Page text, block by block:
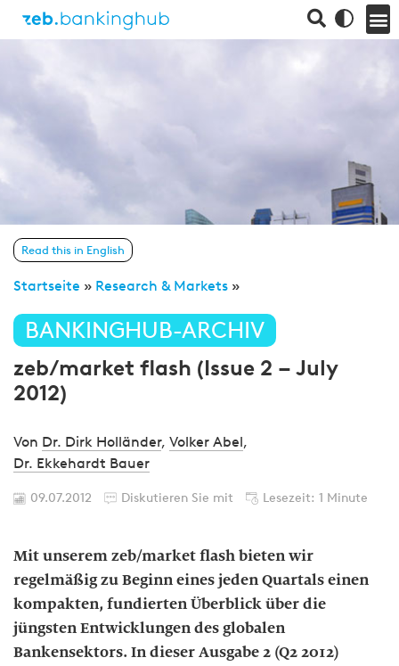
Read this in English
Startseite » Research & Markets »
BANKINGHUB-ARCHIV
zeb/market flash (Issue 2 – July
2012)
Von Dr. Dirk Holländer, Volker Abel,
Dr. Ekkehardt Bauer
09.07.2012 Diskutieren Sie mit Lesezeit: 1 Minute
Mit unserem zeb/market flash bieten wir
regelmäßig zu Beginn eines jeden Quartals einen
kompakten, fundierten Überblick über die
jüngsten Entwicklungen des globalen
Bankensektors. In dieser Ausgabe 2 (Q2 2012)